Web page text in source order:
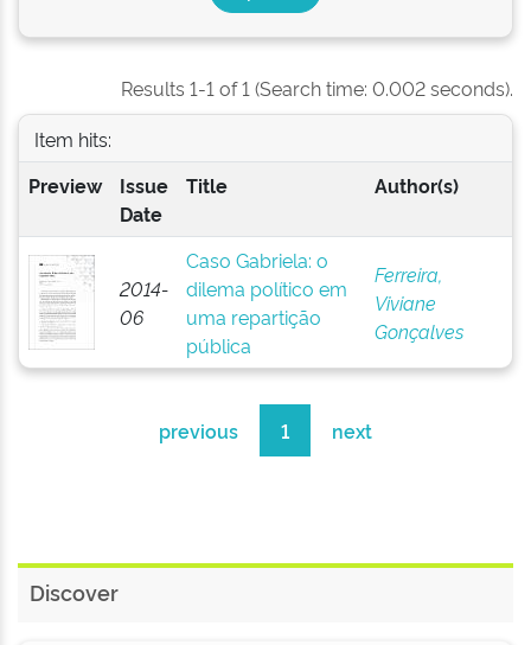
Results 1-1 of 1 (Search time: 0.002 seconds).
Item hits:
Preview
Issue
Date
Title Author(s)
2014-
06
Caso Gabriela: o
dilema político em
uma repartição
pública
Ferreira,
Viviane
Gonçalves
previous 1 next
Discover